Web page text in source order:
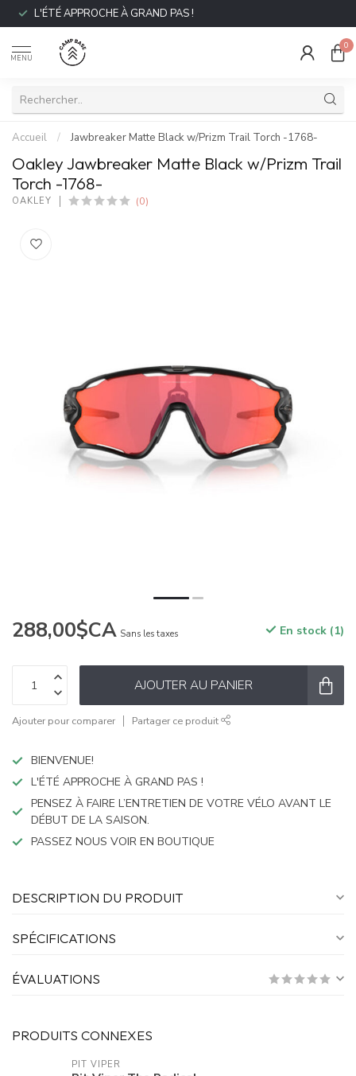
L'ÉTÉ APPROCHE À GRAND PAS !
MENU
0
Accueil / Jawbreaker Matte Black w/Prizm Trail Torch -1768-
Oakley Jawbreaker Matte Black w/Prizm Trail
Torch -1768-
OAKLEY (0)
288,00$CA Sans les taxes En stock (1)
AJOUTER AU PANIER
Ajouter pour comparer Partager ce produit
BIENVENUE!
L'ÉTÉ APPROCHE À GRAND PAS !
PENSEZ À FAIRE L’ENTRETIEN DE VOTRE VÉLO AVANT LE
DÉBUT DE LA SAISON.
PASSEZ NOUS VOIR EN BOUTIQUE
DESCRIPTION DU PRODUIT
SPÉCIFICATIONS
ÉVALUATIONS
PRODUITS CONNEXES
PIT VIPER